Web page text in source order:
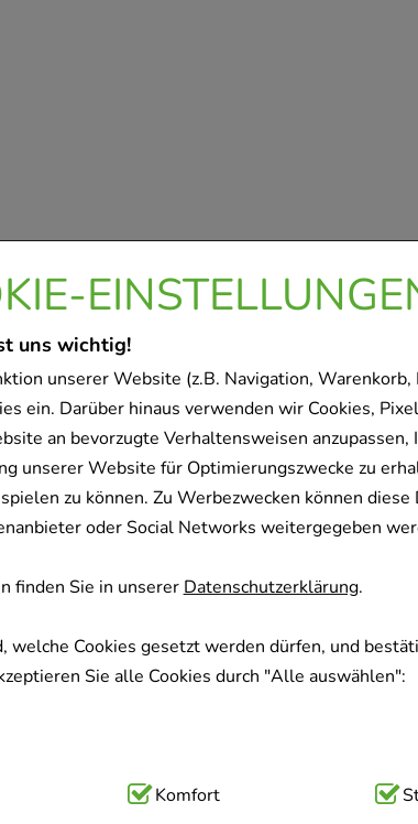
uns wichtig!
unserer Website (z.B. Navigation, Warenkorb,
ein. Darüber hinaus verwenden wir Cookies,
an bevorzugte Verhaltensweisen anzupassen,
unserer Website für Optimierungszwecke zu
zu können. Zu Werbezwecken können diese
oder Social Networks weitergegeben
finden Sie in unsererDatenschutzerklärung.
welche Cookies gesetzt werden dürfen, und
Sie alle Cookies durch "Alle auswählen":
handelt es sich um Cookies, die für die
Komfort